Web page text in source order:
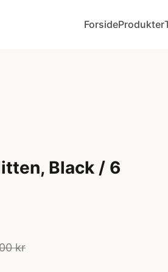
ForsideProdukter
Black / 6
kr